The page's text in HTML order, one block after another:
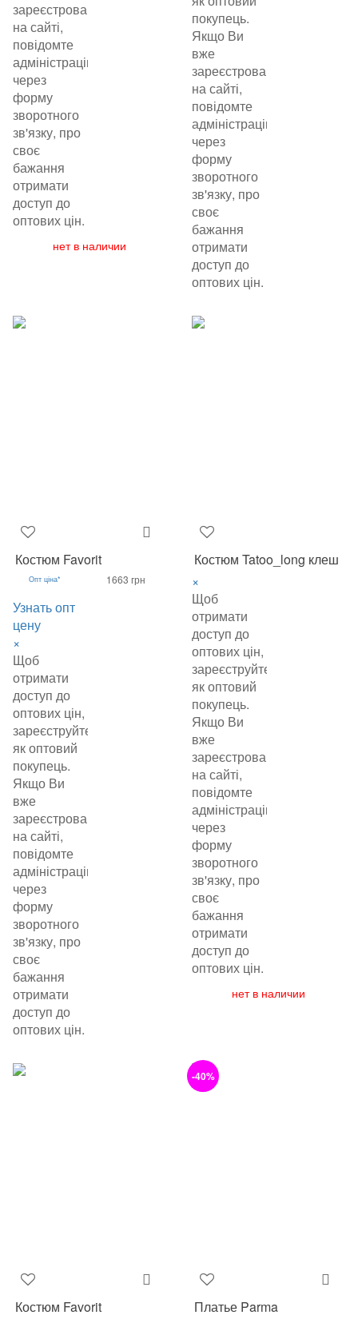
зареєстровані
на сайті,
повідомте
адміністрацію
через
форму
зворотного
зв'язку, про
своє
бажання
отримати
доступ до
оптових цін.
нет в наличии
покупець.
Якщо Ви
вже
зареєстровані
на сайті,
повідомте
адміністрацію
через
форму
зворотного
зв'язку, про
своє
бажання
отримати
доступ до
оптових цін.
Костюм Favorit
Опт ціна*
Узнать опт
цену
×
Щоб
отримати
доступ до
оптових цін,
зареєструйтеся
як оптовий
покупець.
Якщо Ви
вже
зареєстровані
на сайті,
повідомте
адміністрацію
через
форму
зворотного
зв'язку, про
своє
бажання
отримати
доступ до
оптових цін.
1663 грн
Костюм Tatoo_long клеш
×
Щоб
отримати
доступ до
оптових цін,
зареєструйтеся
як оптовий
покупець.
Якщо Ви
вже
зареєстровані
на сайті,
повідомте
адміністрацію
через
форму
зворотного
зв'язку, про
своє
бажання
отримати
доступ до
оптових цін.
нет в наличии
Костюм Favorit
-40%
Платье Parma